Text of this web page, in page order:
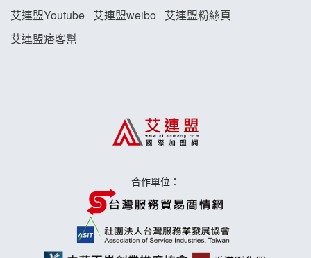
藍象廷泰式火鍋加盟說明會
莫尼早餐Morni加盟說明會
艾連盟Youtube 艾連盟weibo
艾連盟粉絲頁
艾連盟痞客幫
合作單位：